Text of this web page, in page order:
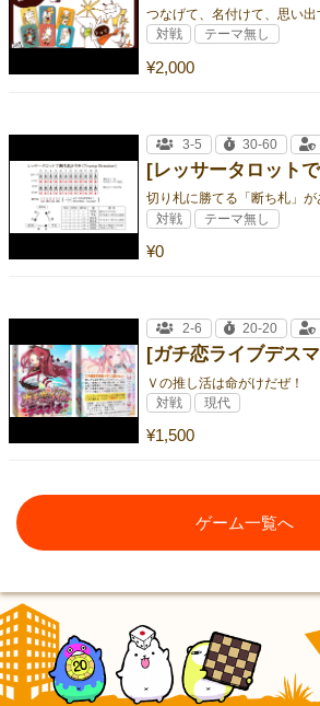
つなげて、名付けて、思い出
¥2,000
対戦 テーマ無し
[レッサータロット
切り札に勝てる「断ち札」が
¥0
3-5 30-60
対戦 テーマ無し
[ガチ恋ライブデス
Ｖの推し活は命がけだぜ！
¥1,500
2-6 20-20
対戦 現代
ゲーム一覧へ